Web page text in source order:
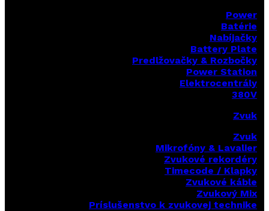
Power
Batérie
Nabíjačky
Battery Plate
Predlžovačky & Rozbočky
Power Station
Elektrocentrály
380V
Zvuk
Zvuk
Mikrofóny & Lavalier
Zvukové rekordéry
Timecode / Klapky
Zvukové káble
Zvukový Mix
Príslušenstvo k zvukovej technike